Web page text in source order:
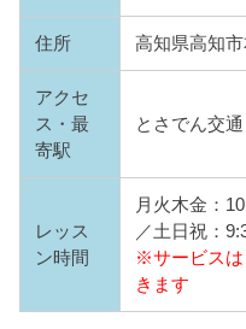
住所 高知県高知
アクセ
ス・最
寄駅
とさでん交
レッス
ン時間
月火木金：
／土日祝：
※サービスは
きます